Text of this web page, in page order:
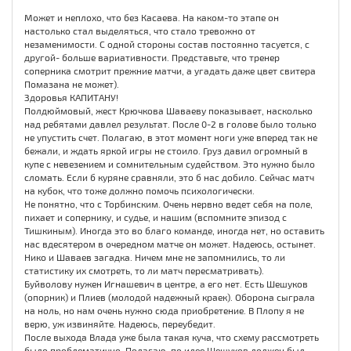
Может и неплохо, что без Касаева. На каком-то этапе он
настолько стал выделяться, что стало тревожно от
незаменимости. С одной стороны состав постоянно тасуется, с
другой- больше вариативности. Представьте, что тренер
соперника смотрит прежние матчи, а угадать даже цвет свитера
Помазана не может).
Здоровья КАПИТАНУ!
Полдюймовый, жест Крючкова Шаваеву показывает, насколько
над ребятами давлел результат. После 0-2 в голове было только
не упустить счет. Полагаю, в этот момент ноги уже вперед так не
бежали, и ждать яркой игры не стоило. Груз давил огромный в
купе с невезением и сомнительным судейством. Это нужно было
сломать. Если б куряне сравняли, это б нас добило. Сейчас матч
на кубок, что тоже должно помочь психологически.
Не понятно, что с Торбинским. Очень нервно ведет себя на поле,
пихает и сопернику, и судье, и нашим (вспомните эпизод с
Тишкиным). Иногда это во благо команде, иногда нет, но оставить
нас вдесятером в очередном матче он может. Надеюсь, остынет.
Нико и Шаваев загадка. Ничем мне не запомнились, то ли
статистику их смотреть, то ли матч пересматривать).
Буйволову нужен Игнашевич в центре, а его нет. Есть Шешуков
(опорник) и Плиев (молодой надежный краек). Оборона сыграла
на ноль, но нам очень нужно сюда приобретение. В Плопу я не
верю, уж извиняйте. Надеюсь, переубедит.
После выхода Влада уже была такая куча, что схему рассмотреть